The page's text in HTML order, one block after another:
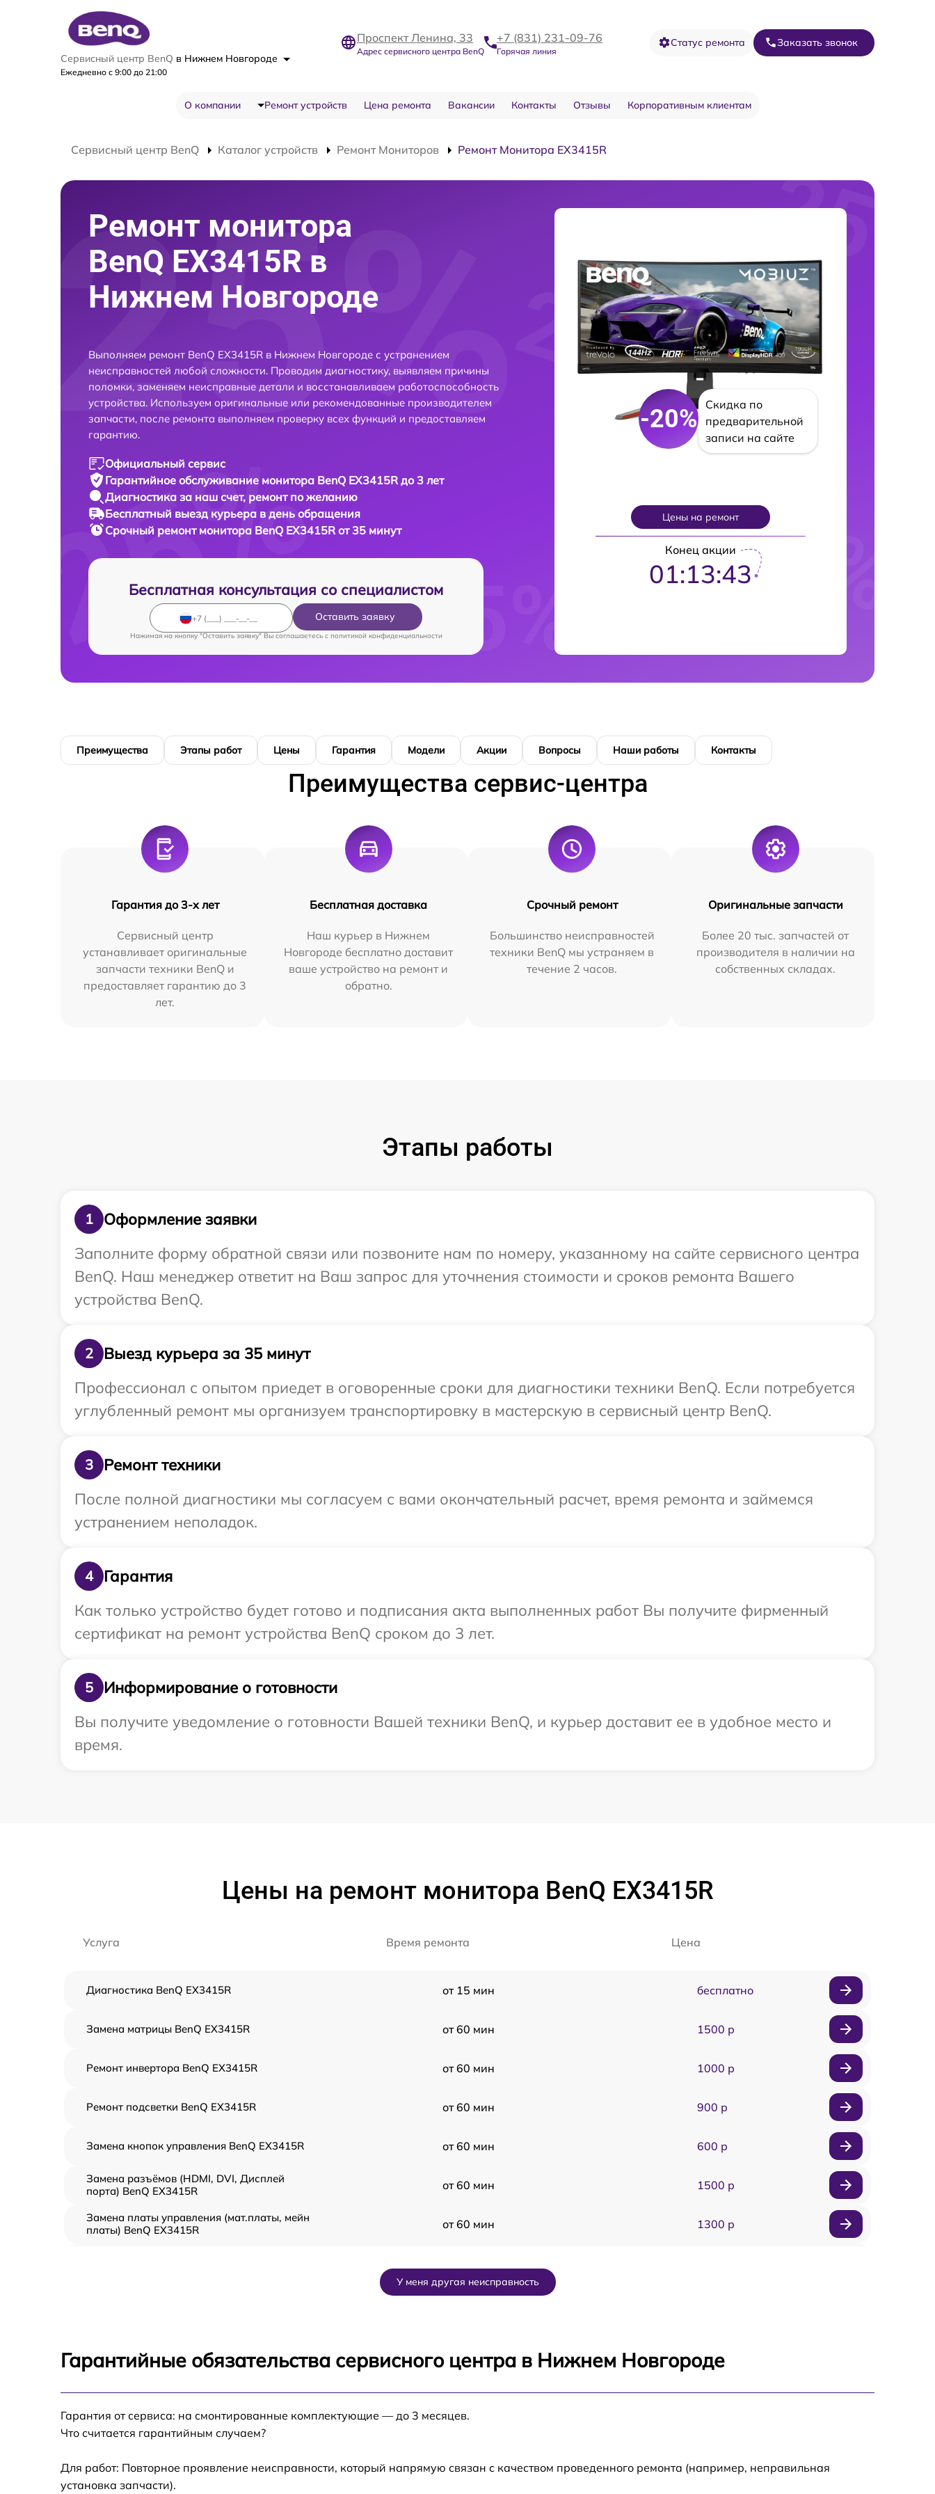
Сервисный центр BenQ в Нижнем Новгороде
Ежедневно с 9:00 до 21:00
Проспект Ленина, 33
Адрес сервисного центра BenQ
+7 (831) 231-09-76
Горячая линия
Статус ремонта Заказать звонок
О компании Ремонт устройств Цена ремонта Вакансии Контакты Отзывы Корпоративным клиентам
Сервисный центр BenQ Каталог устройств Ремонт Мониторов Ремонт Монитора EX3415R
Ремонт монитора
BenQ EX3415R в
Нижнем Новгороде
Выполняем ремонт BenQ EX3415R в Нижнем Новгороде с устранением
неисправностей любой сложности. Проводим диагностику, выявляем причины
поломки, заменяем неисправные детали и восстанавливаем работоспособность
устройства. Используем оригинальные или рекомендованные производителем
запчасти, после ремонта выполняем проверку всех функций и предоставляем
гарантию.
Официальный сервис
Гарантийное обслуживание монитора BenQ EX3415R до 3 лет
Диагностика за наш счет, ремонт по желанию
Бесплатный выезд курьера в день обращения
Срочный ремонт монитора BenQ EX3415R от 35 минут
Бесплатная консультация со специалистом
Оставить заявку
Нажимая на кнопку "Оставить заявку" Вы соглашаетесь c политикой конфиденциальности
-20%
Скидка по
предварительной
записи на сайте
Цены на ремонт
Конец акции
01:13:42
Преимущества Этапы работ Цены Гарантия Модели Акции Вопросы Наши работы Контакты
Преимущества сервис-центра
Гарантия до 3-х лет
Сервисный центр
устанавливает оригинальные
запчасти техники BenQ и
предоставляет гарантию до 3
лет.
Бесплатная доставка
Наш курьер в Нижнем
Новгороде бесплатно доставит
ваше устройство на ремонт и
обратно.
Срочный ремонт
Большинство неисправностей
техники BenQ мы устраняем в
течение 2 часов.
Оригинальные запчасти
Более 20 тыс. запчастей от
производителя в наличии на
собственных складах.
Этапы работы
1
Оформление заявки
Заполните форму обратной связи или позвоните нам по номеру, указанному на сайте сервисного центра
BenQ. Наш менеджер ответит на Ваш запрос для уточнения стоимости и сроков ремонта Вашего
устройства BenQ.
2
Выезд курьера за 35 минут
Профессионал с опытом приедет в оговоренные сроки для диагностики техники BenQ. Если потребуется
углубленный ремонт мы организуем транспортировку в мастерскую в сервисный центр BenQ.
3
Ремонт техники
После полной диагностики мы согласуем с вами окончательный расчет, время ремонта и займемся
устранением неполадок.
4
Гарантия
Как только устройство будет готово и подписания акта выполненных работ Вы получите фирменный
сертификат на ремонт устройства BenQ сроком до 3 лет.
5
Информирование о готовности
Вы получите уведомление о готовности Вашей техники BenQ, и курьер доставит ее в удобное место и
время.
Цены на ремонт монитора BenQ EX3415R
Услуга Время ремонта Цена
Диагностика BenQ EX3415R от 15 мин бесплатно
Замена матрицы BenQ EX3415R от 60 мин 1500 р
Ремонт инвертора BenQ EX3415R от 60 мин 1000 р
Ремонт подсветки BenQ EX3415R от 60 мин 900 р
Замена кнопок управления BenQ EX3415R от 60 мин 600 р
Замена разъёмов (HDMI, DVI, Дисплей
порта) BenQ EX3415R
от 60 мин 1500 р
Замена платы управления (мат.платы, мейн
платы) BenQ EX3415R
от 60 мин 1300 р
Замена блока питания BenQ EX3415R от 60 мин
EX3415R
У меня другая неисправность
Гарантийные обязательства сервисного центра в Нижнем Новгороде
Гарантия от сервиса: на смонтированные комплектующие — до 3 месяцев.
Что считается гарантийным случаем?
Для работ: Повторное проявление неисправности, который напрямую связан с качеством проведенного ремонта (например, неправильная
установка запчасти).